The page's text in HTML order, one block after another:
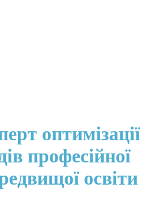
оптимізації
професійної
освіти